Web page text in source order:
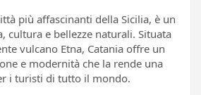
più affascinanti della Sicilia, è un
cultura e bellezze naturali. Situata
vulcano Etna, Catania offre un
e modernità che la rende una
i turisti di tutto il mondo.